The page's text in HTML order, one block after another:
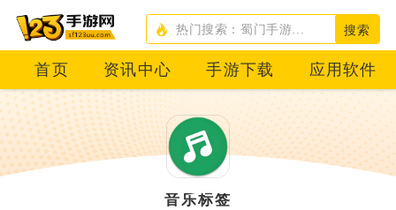
搜索
首页 资讯中心 手游下载 应用软件
音乐标签